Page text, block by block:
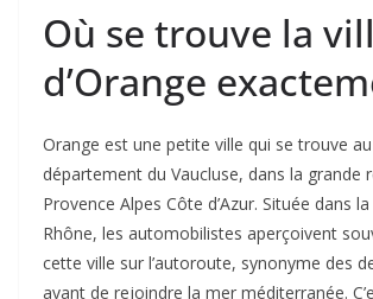
Où se trouve la
d’Orange
Orange est une petite ville qui se trouve
département du Vaucluse, dans la grande
Provence Alpes Côte d’Azur. Située dans
Rhône, les automobilistes aperçoivent
cette ville sur l’autoroute, synonyme des
avant de rejoindre la mer méditerranée.